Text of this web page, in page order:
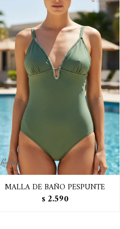
MALLA DE BAÑO PESPUNTE
$ 2.590